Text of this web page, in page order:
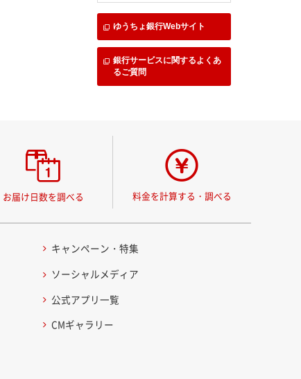
ゆうちょ銀行Webサイト
銀行サービスに関するよくあ
るご質問
お届け日数を調べる 料金を計算する・調べる
キャンペーン・特集
ソーシャルメディア
公式アプリ一覧
CMギャラリー